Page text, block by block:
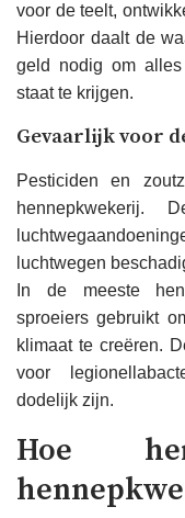
voor de teelt,
Hierdoor daalt de
geld nodig om
staat te krijgen.
Gevaarlijk voor
Pesticiden en
hennepkwekerij.
luchtwegen
In de meeste
sproeiers gebruikt
klimaat te creëren.
voor
dodelijk zijn.
Hoe